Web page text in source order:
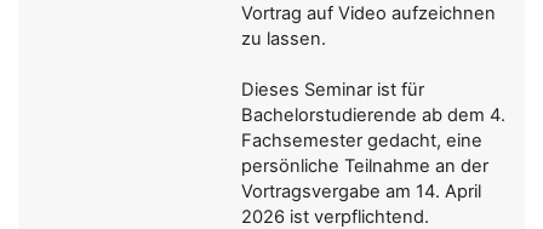
Vortrag auf Video aufzeichnen
zu lassen.
Dieses Seminar ist für
Bachelorstudierende ab dem 4.
Fachsemester gedacht, eine
persönliche Teilnahme an der
Vortragsvergabe am 14. April
2026 ist verpflichtend.